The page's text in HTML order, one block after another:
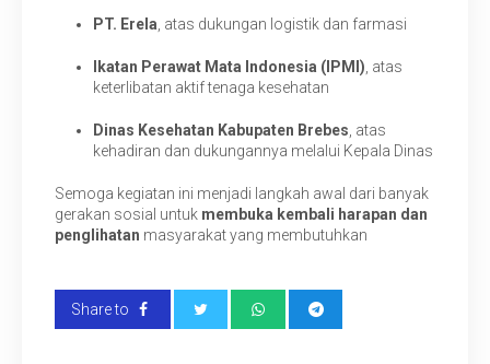
PT. Erela, atas dukungan logistik dan farmasi
Ikatan Perawat Mata Indonesia (IPMI), atas
keterlibatan aktif tenaga kesehatan
Dinas Kesehatan Kabupaten Brebes, atas
kehadiran dan dukungannya melalui Kepala Dinas
Semoga kegiatan ini menjadi langkah awal dari banyak
gerakan sosial untuk membuka kembali harapan dan
penglihatan masyarakat yang membutuhkan
Share to